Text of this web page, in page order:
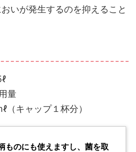
いが発生するのを抑えること
量
（キャップ１杯分）
ものにも使えますし、菌を取